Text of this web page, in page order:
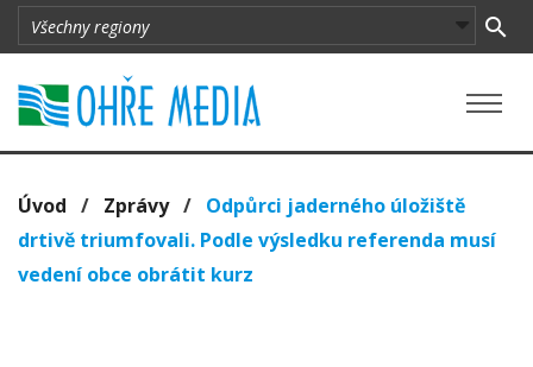
Úvod / Zprávy/ Odpůrci jaderného úložiště
drtivě triumfovali. Podle výsledku referenda musí
vedení obce obrátit kurz